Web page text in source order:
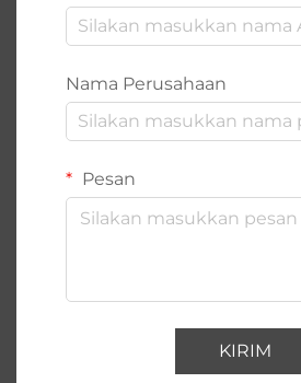
Nama Perusahaan
Pesan
KIRIM